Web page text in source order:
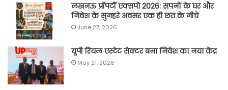
लखनऊ प्रॉपर्टी एक्सपो 2026: सपनों के घर और
निवेश के सुनहरे अवसर एक ही छत के नीचे
June 27, 2026
यूपी रियल एस्टेट सेक्टर बना निवेश का नया केंद्र
May 21, 2026